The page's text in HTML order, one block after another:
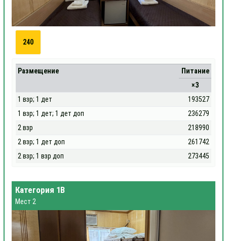
240
Размещение
Питание
×3
1 взр; 1 дет
193527
1 взр; 1 дет; 1 дет доп
236279
2 взр
218990
2 взр; 1 дет доп
261742
2 взр; 1 взр доп
273445
Категория 1В
Мест 2